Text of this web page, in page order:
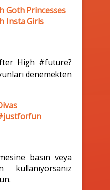
Goth Princesses
Insta Girls
High #future?
denemekten
basın veya
kullanıyorsanız